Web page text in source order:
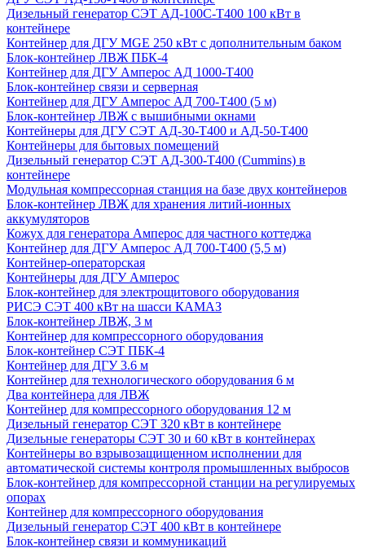
Дизельный генератор СЭТ АД-100С-Т400 100 кВт в
контейнере
Контейнер для ДГУ MGE 250 кВт с дополнительным баком
Блок-контейнер ЛВЖ ПБК-4
Контейнер для ДГУ Амперос АД 1000-Т400
Блок-контейнер связи и серверная
Контейнер для ДГУ Амперос АД 700-Т400 (5 м)
Блок-контейнер ЛВЖ с вышибными окнами
Контейнеры для ДГУ СЭТ АД-30-Т400 и АД-50-Т400
Контейнеры для бытовых помещений
Дизельный генератор СЭТ АД-300-Т400 (Cummins) в
контейнере
Модульная компрессорная станция на базе двух контейнеров
Блок-контейнер ЛВЖ для хранения литий-ионных
аккумуляторов
Кожух для генератора Амперос для частного коттеджа
Контейнер для ДГУ Амперос АД 700-Т400 (5,5 м)
Контейнер-операторская
Контейнеры для ДГУ Амперос
Блок-контейнер для электрощитового оборудования
РИСЭ СЭТ 400 кВт на шасси КАМАЗ
Блок-контейнер ЛВЖ, 3 м
Контейнер для компрессорного оборудования
Блок-контейнер СЭТ ПБК-4
Контейнер для ДГУ 3.6 м
Контейнер для технологического оборудования 6 м
Два контейнера для ЛВЖ
Контейнер для компрессорного оборудования 12 м
Дизельный генератор СЭТ 320 кВт в контейнере
Дизельные генераторы СЭТ 30 и 60 кВт в контейнерах
Контейнеры во взрывозащищенном исполнении для
автоматической системы контроля промышленных выбросов
Блок-контейнер для компрессорной станции на регулируемых
опорах
Контейнер для компрессорного оборудования
Дизельный генератор СЭТ 400 кВт в контейнере
Блок-контейнер связи и коммуникаций